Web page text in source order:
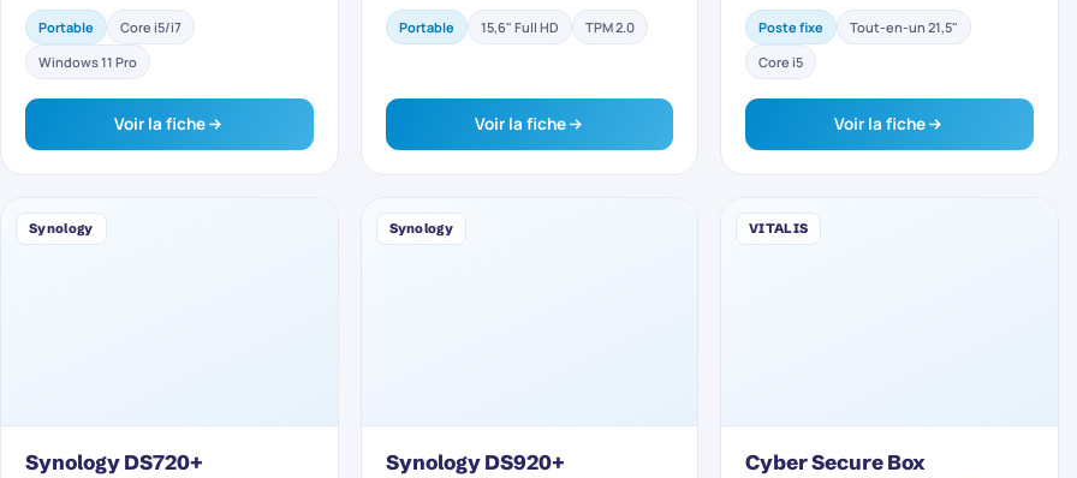
Portable
Core i5/i7
Windows 11 Pro
Voir la fiche
Portable 15,6" Full HD TPM 2.0
Voir la fiche
Poste fixe
Tout-en-un 21,5"
Core i5
Voir la fiche
Synology
Synology DS720+
Synology
Synology DS920+
VITALIS
Cyber Secure Box